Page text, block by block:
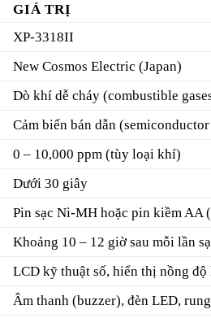
GIÁ TRỊ
XP-3318II
New Cosmos Electric (Japan)
Dò khí dễ cháy (combustible
Cảm biến bán dẫn
0 – 10,000 ppm (tùy loại khí)
Dưới 30 giây
Pin sạc Ni-MH hoặc pin kiềm AA
Khoảng 10 – 12 giờ sau mỗi lần
LCD kỹ thuật số, hiển thị nồng
Âm thanh (buzzer), đèn LED, rung